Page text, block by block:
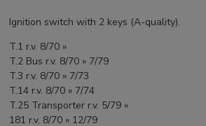
Ignition switch with 2 keys (A-quality).
T.1 r.v. 8/70 »
T.2 Bus r.v. 8/70 » 7/79
T.3 r.v. 8/70 » 7/73
T.14 r.v. 8/70 » 7/74
T.25 Transporter r.v. 5/79 »
181 r.v. 8/70 » 12/79